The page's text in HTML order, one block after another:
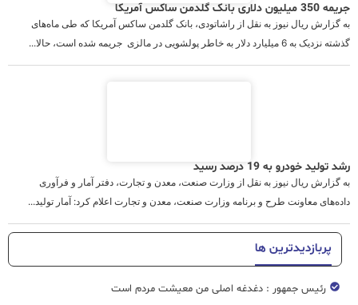
جریمه 350 میلیون دلاری بانک گلدمن ساکس آمریکا
به گزارش ریال نیوز به نقل از راشاتودی، بانک گلدمن ساکس آمریکا که طی ماه‌های
گذشته نزدیک به 6 میلیارد دلار به خاطر پولشویی در مالزی جریمه شده است، حالا...
رشد تولید خودرو به 19 درصد رسید
به گزارش ریال نیوز به نقل از وزارت صنعت، معدن و تجارت، دفتر آمار و فرآوری
داده‌های معاونت طرح و برنامه وزارت صنعت، معدن و تجارت اعلام کرد: آمار تولید...
پربازدیدترین ها
رئیس جمهور : دغدغه اصلی من معیشت مردم است